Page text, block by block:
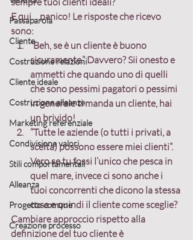
Passaparola
Cliente
Costruzione relazioni
Cliente ideale
Costruzione alleanze
Marketing referenziale
Condivisione valori
Stili comportamentali
Alleanza
Progetto comune
Creazione processo
E qui… panico! Le risposte che ricevo
sono:
“Beh, se è un cliente è buono
sicuramente.” Davvero? Sii onesto e
ammetti che quando uno di quelli
che sono pessimi pagatori o pessimi
in generale ti manda un cliente, hai
un brivido!
“Tutte le aziende (o tutti i privati, a
scelta) possono essere miei clienti”.
Vero se tu fossi l’unico che pesca in
quel mare, invece ci sono anche i
tuoi concorrenti che dicono la stessa
cosa e quindi il cliente come sceglie?
Cambiare approccio rispetto alla
definizione del tuo cliente è